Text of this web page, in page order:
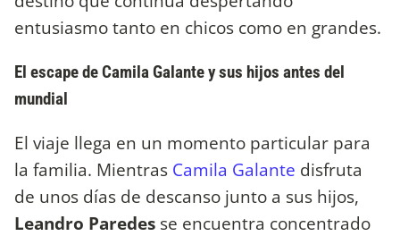
entusiasmo tanto en chicos como en grandes.
El escape de Camila Galante y sus hijos antes del
mundial
El viaje llega en un momento particular para
la familia. Mientras Camila Galante disfruta
de unos días de descanso junto a sus hijos,
Leandro Paredes se encuentra concentrado